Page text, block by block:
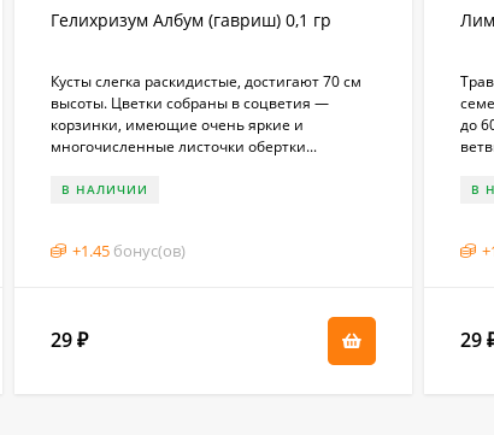
Гелихризум Албум (гавриш) 0,1 гр
Кусты слегка раскидистые, достигают 70 см
высоты. Цветки собраны в соцветия —
корзинки, имеющие очень яркие и
многочисленные листочки обертки...
В НАЛИЧИИ
+1.45 бонус(ов)
29₽
до
В
+
29